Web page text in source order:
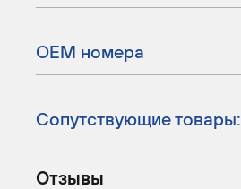
ОЕМ номера
Сопутствующие товары:
Отзывы